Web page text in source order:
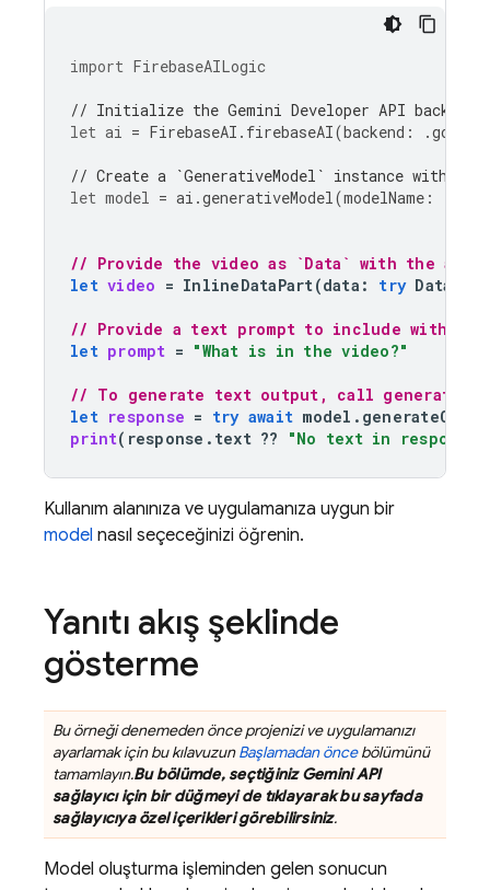
import FirebaseAILogic
// Initialize the Gemini Developer API backend
let ai = FirebaseAI . firebaseAI(backend : .
// Create a `GenerativeModel` instance with a
let model = ai .generativeModel(modelName :
// Provide the video as `Data` with the
let video = InlineDataPart(data : try Data
// Provide a text prompt to include with the
let prompt = "What is in the video?"
// To generate text output, call
let response = try await model .
print( response . text ?? "No text in
Kullanım alanınıza ve uygulamanıza uygun bir
model nasıl seçeceğinizi öğrenin.
Yanıtı akış şeklinde
gösterme
Bu örneği denemeden önce projenizi ve uygulamanızı
ayarlamak için bu kılavuzunBaşlamadan öncebölümünü
tamamlayın.Bu bölümde, seçtiğinizGemini API
sağlayıcı için bir düğmeyi de tıklayarak bu sayfada
sağlayıcıya özel içerikleri görebilirsiniz.
Model oluşturma işleminden gelen sonucun